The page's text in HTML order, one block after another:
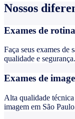
Nossos
Exames de rotina
Faça seus exames de
qualidade e segurança.
Exames de
Alta qualidade
imagem em São